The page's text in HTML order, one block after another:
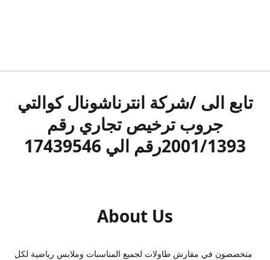
تابع الى /شركة انترناشونال كوالتي
جروب ترخيص تجاري رقم
2001/1393رقم الي 17439546
About Us
متخصصون في مفارش طاولات لجميع المناسبات وملابس رياضية لكل